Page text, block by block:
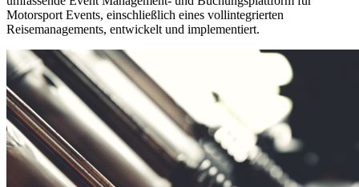
Motorsport Events, einschließlich eines vollintegrierten
Reisemanagements, entwickelt und implementiert.